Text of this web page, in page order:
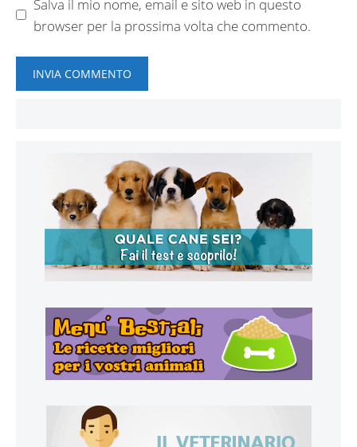
Salva il mio nome, email e sito web in questo
browser per la prossima volta che commento.